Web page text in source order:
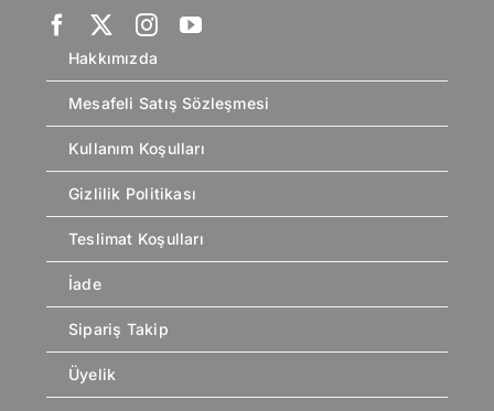
Hakkımızda
Mesafeli Satış Sözleşmesi
Kullanım Koşulları
Gizlilik Politikası
Teslimat Koşulları
İade
Sipariş Takip
Üyelik